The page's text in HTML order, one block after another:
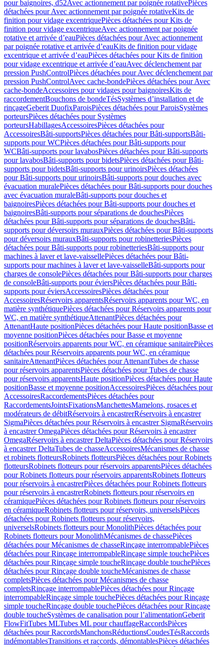
pour baignoires, d52Avec actionnement par poignée rotativePièces
détachées pour Avec actionnement par poignée rotativeKits de
finition pour vidage excentriquePièces détachées pour Kits de
finition pour vidage excentriqueAvec actionnement par poignée
rotative et arrivée d’eauPièces détachées pour Avec actionnement
par poignée rotative et arrivée d’eauKits de finition pour vidage
excentrique et arrivée d’eauPièces détachées pour Kits de finition
pour vidage excentrique et arrivée d’eauAvec déclenchement par
pression PushControlPièces détachées pour Avec déclenchement par
pression PushControlAvec cache-bondePièces détachées pour Avec
cache-bondeAccessoires pour vidages pour baignoiresKits de
raccordementBouchons de bondeTésSystèmes d’installation et de
rinçageGeberit DuofixParoisPièces détachées pour ParoisSystèmes
porteursPièces détachées pour Systèmes
porteursHabillagesAccessoiresPièces détachées pour
AccessoiresBâti-supportsPièces détachées pour Bâti-supportsBâti-
supports pour WCPièces détachées pour Bâti-supports pour
WCBâti-supports pour lavabosPièces détachées pour Bâti-supports
pour lavabosBâti-supports pour bidetsPièces détachées pour Bâti-
supports pour bidetsBâti-supports pour urinoirsPièces détachées
pour Bâti-supports pour urinoirsBâti-supports pour douches avec
évacuation muralePièces détachées pour Bâti-supports pour douches
avec évacuation muraleBâti-supports pour douches et
baignoiresPièces détachées pour Bâti-supports pour douches et
baignoiresBâti-supports pour séparations de douchesPièces
détachées pour Bâti-supports pour séparations de douchesBâti-
supports pour déversoirs murauxPièces détachées pour Bâti-supports
pour déversoirs murauxBâti-supports pour robinetteriesPièces
détachées pour Bâti-supports pour robinetteriesBâti-supports pour
machines à laver et lave-vaissellePièces détachées pour Bâti-
supports pour machines à laver et lave-vaisselleBâti-supports pour
charges de consolePièces détachées pour Bâti-supports pour charges
de consoleBâti-supports pour éviersPièces détachées pour Bâti-
supports pour éviersAccessoiresPièces détachées pour
AccessoiresRéservoirs apparentsRéservoirs apparents pour WC, en
matière synthétiquePièces détachées pour Réservoirs apparents pour
WC, en matière synthétiqueAttenantPièces détachées pour
AttenantHaute positionPièces détachées pour Haute positionBasse et
moyenne positionPièces détachées pour Basse et moyenne
positionRéservoirs apparents pour WC, en céramique sanitairePièces
détachées pour Réservoirs apparents pour WC, en céramique
sanitaireAttenantPièces détachées pour AttenantTubes de chasse
pour réservoirs apparentsPièces détachées pour Tubes de chasse
pour réservoirs apparentsHaute positionPièces détachées pour Haute
positionBasse et moyenne positionAccessoiresPièces détachées pour
AccessoiresRaccordementsPièces détachées pour
RaccordementsJointsFixationsManchettesMamelons, rosaces et
modérateurs de débitRéservoirs à encastrerRéservoirs à encastrer
SigmaPièces détachées pour Réservoirs à encastrer SigmaRéservoirs
à encastrer OmegaPièces détachées pour Réservoirs à encastrer
OmegaRéservoirs à encastrer DeltaPièces détachées pour Réservoirs
à encastrer DeltaTubes de chasseAccessoiresMécanismes de chasse
et robinets flotteursRobinets flotteursPièces détachées pour Robinets
flotteursRobinets flotteurs pour réservoirs apparentsPièces détachées
pour Robinets flotteurs pour réservoirs apparentsRobinets flotteurs
pour réservoirs à encastrerPièces détachées pour Robinets flotteurs
pour réservoirs à encastrerRobinets flotteurs pour réservoirs en
céramiquePièces détachées pour Robinets flotteurs pour réservoirs
en céramiqueRobinets flotteurs pour réservoirs, universelsPièces
détachées pour Robinets flotteurs pour réservoirs,
universelsRobinets flotteurs pour MonolithPièces détachées pour
Robinets flotteurs pour MonolithMécanismes de chassePièces
détachées pour Mécanismes de chasseRinçage interrompablePièces
détachées pour Rinçage interrompableRinçage simple touchePièces
détachées pour Rinçage simple toucheRinçage double touchePièces
détachées pour Rinçage double toucheMécanismes de chasse
completsPièces détachées pour Mécanismes de chasse
completsRinçage interrompablePièces détachées pour Rinçage
interrompableRinçage simple touchePièces détachées pour Rinçage
simple toucheRinçage double touchePièces détachées pour Rinçage
double toucheSystèmes de canalisation pour l’alimentationGeberit
FlowFitTubes MLTubes ML pour chauffageRaccordsPièces
détachées pour RaccordsManchonsRéductionsCoudesTésRaccords
indémontablesTransitions et raccords, démontablesPièces détachées